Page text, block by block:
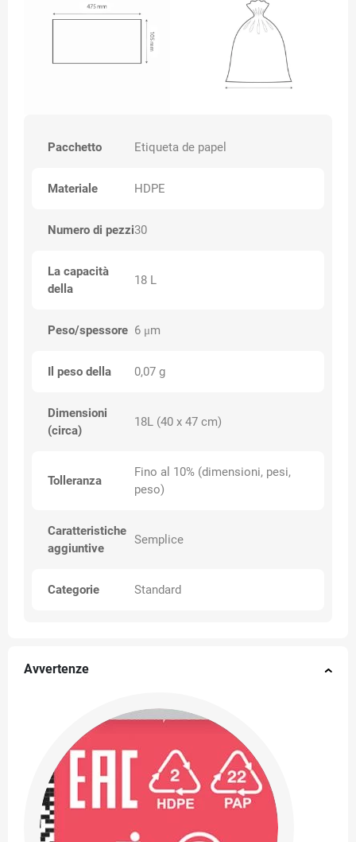
Pacchetto Etiqueta de papel
Materiale HDPE
Numero di pezzi30
La capacità
della
18 L
Peso/spessore 6 μm
Il peso della 0,07 g
Dimensioni
(circa)
18L (40 x 47 cm)
Tolleranza
Fino al 10% (dimensioni, pesi,
peso)
Caratteristiche
aggiuntive
Semplice
Categorie Standard
Avvertenze